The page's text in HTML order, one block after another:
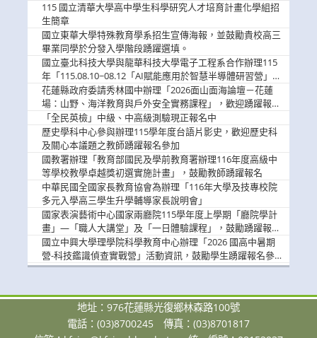
115 國立清華大學高中學生科學研究人才培育計畫化學組招
生簡章
國立東華大學特殊教育學系招生宣傳海報，並鼓勵貴校高三
畢業同學於分發入學階段踴躍選填。
國立臺北科技大學與龍華科技大學電子工程系合作辦理115
年「115.08.10~08.12「AI賦能應用於智慧半導體研習營」，
歡迎學生踴躍報名參加
花蓮縣政府委請秀林國中辦理「2026面山面海論壇－花蓮
場：山野、海洋教育與戶外安全實務課程」，歡迎踴躍報名
參加
「全民英檢」中級、中高級測驗現正報名中
歷史學科中心參與辦理115學年度台語片影史，歡迎歷史科
及關心本議題之教師踴躍報名參加
國教署辦理「教育部國民及學前教育署辦理116年度高級中
等學校教學卓越獎初選實施計畫」，鼓勵教師踴躍報名
中華民國全國家長教育協會為辦理「116年大學及技專校院
多元入學高三學生升學輔導家長說明會」
國家表演藝術中心國家兩廳院115學年度上學期「廳院學計
畫」—「職人大講堂」及「一日體驗課程」，鼓勵踴躍報名
參與。
國立中興大學理學院科學教育中心辦理「2026 國高中暑期
營-科技鑑識偵查實戰營」活動資訊，鼓勵學生踴躍報名參
加。
地址：976花蓮縣光復鄉林森路100號
電話：(03)8700245
傳真：(03)8701817